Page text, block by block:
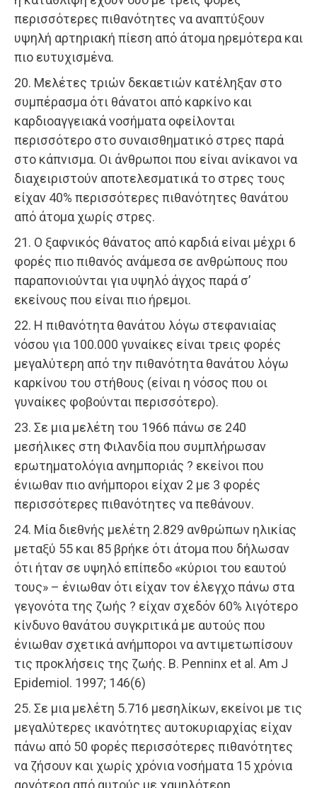
περισσότερες πιθανότητες να αναπτύξουν
υψηλή αρτηριακή πίεση από άτομα ηρεμότερα και
πιο ευτυχισμένα.
20. Μελέτες τριών δεκαετιών κατέληξαν στο
συμπέρασμα ότι θάνατοι από καρκίνο και
καρδιοαγγειακά νοσήματα οφείλονται
περισσότερο στο συναισθηματικό στρες παρά
στο κάπνισμα. Οι άνθρωποι που είναι ανίκανοι να
διαχειριστούν αποτελεσματικά το στρες τους
είχαν 40% περισσότερες πιθανότητες θανάτου
από άτομα χωρίς στρες.
21. Ο ξαφνικός θάνατος από καρδιά είναι μέχρι 6
φορές πιο πιθανός ανάμεσα σε ανθρώπους που
παραπονιούνται για υψηλό άγχος παρά σ’
εκείνους που είναι πιο ήρεμοι.
22. Η πιθανότητα θανάτου λόγω στεφανιαίας
νόσου για 100.000 γυναίκες είναι τρεις φορές
μεγαλύτερη από την πιθανότητα θανάτου λόγω
καρκίνου του στήθους (είναι η νόσος που οι
γυναίκες φοβούνται περισσότερο).
23. Σε μια μελέτη του 1966 πάνω σε 240
μεσήλικες στη Φιλανδία που συμπλήρωσαν
ερωτηματολόγια ανημποριάς ? εκείνοι που
ένιωθαν πιο ανήμποροι είχαν 2 με 3 φορές
περισσότερες πιθανότητες να πεθάνουν.
24. Μία διεθνής μελέτη 2.829 ανθρώπων ηλικίας
μεταξύ 55 και 85 βρήκε ότι άτομα που δήλωσαν
ότι ήταν σε υψηλό επίπεδο «κύριοι του εαυτού
τους» – ένιωθαν ότι είχαν τον έλεγχο πάνω στα
γεγονότα της ζωής ? είχαν σχεδόν 60% λιγότερο
κίνδυνο θανάτου συγκριτικά με αυτούς που
ένιωθαν σχετικά ανήμποροι να αντιμετωπίσουν
τις προκλήσεις της ζωής. B. Penninx et al. Am J
Epidemiol. 1997; 146(6)
25. Σε μια μελέτη 5.716 μεσηλίκων, εκείνοι με τις
μεγαλύτερες ικανότητες αυτοκυριαρχίας είχαν
πάνω από 50 φορές περισσότερες πιθανότητες
να ζήσουν και χωρίς χρόνια νοσήματα 15 χρόνια
αργότερα από αυτούς με χαμηλότερη